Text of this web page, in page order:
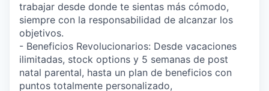
trabajar desde donde te sientas más cómodo,
siempre con la responsabilidad de alcanzar los
objetivos.
- Beneficios Revolucionarios: Desde vacaciones
ilimitadas, stock options y 5 semanas de post
natal parental, hasta un plan de beneficios con
puntos totalmente personalizado,